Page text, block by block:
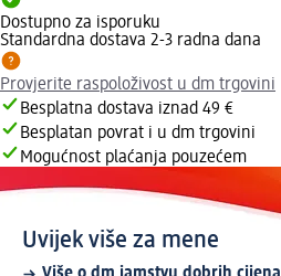
Dostupno za isporuku
Standardna dostava 2-3 radna dana
Provjerite raspoloživost u dm trgovini
Besplatna dostava iznad 49 €
Besplatan povrat i u dm trgovini
Mogućnost plaćanja pouzećem
Uvijek više za mene